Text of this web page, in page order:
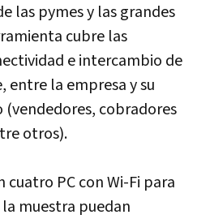
las pymes y las grandes
cubre las
e intercambio de
entre la empresa y su
(vendedores, cobradores
otros).
cuatro PC con Wi-Fi para
muestra puedan